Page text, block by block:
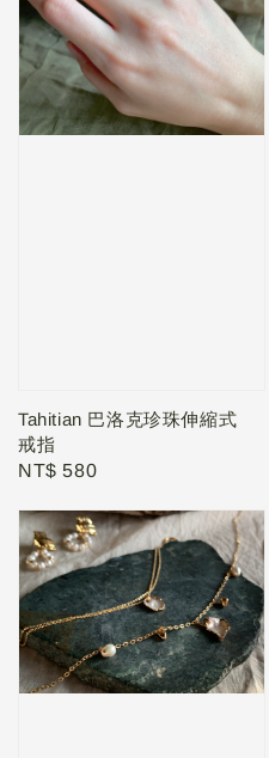
Tahitian 巴洛克珍珠伸縮式
戒指
Regular
NT$ 580